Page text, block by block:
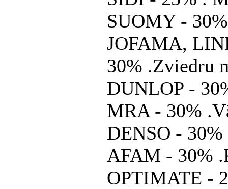
SUOMY -
JOFAMA,
30% .Zviedru
DUNLOP -
MRA - 30%
DENSO - 30%
AFAM - 30%
OPTIMATE -